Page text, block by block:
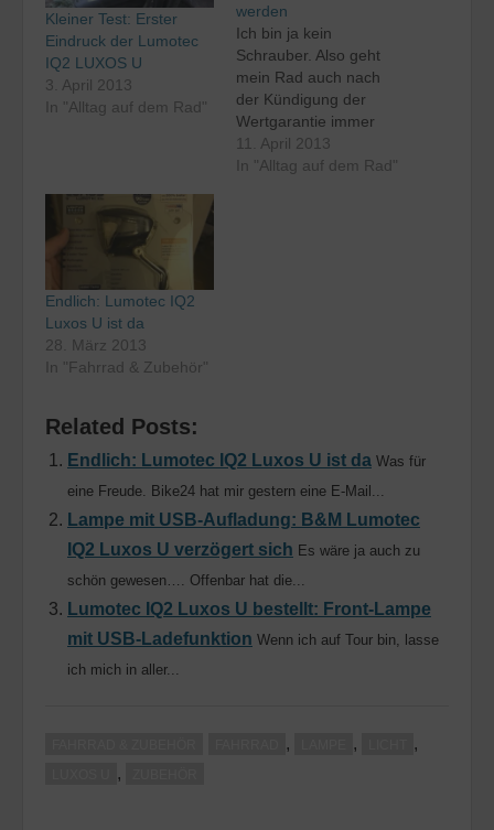
Kleiner Test: Erster
Eindruck der Lumotec
IQ2 LUXOS U
3. April 2013
In "Alltag auf dem Rad"
werden
Ich bin ja kein
Schrauber. Also geht
mein Rad auch nach
der Kündigung der
Wertgarantie immer
brav zum
Fahrradhändler. Ich
11. April 2013
In "Alltag auf dem Rad"
Endlich: Lumotec IQ2
Luxos U ist da
28. März 2013
In "Fahrrad & Zubehör"
Related Posts:
Endlich: Lumotec IQ2 Luxos U ist da Was für
eine Freude. Bike24 hat mir gestern eine E-Mail...
Lampe mit USB-Aufladung: B&M Lumotec
IQ2 Luxos U verzögert sich Es wäre ja auch zu
schön gewesen…. Offenbar hat die...
Lumotec IQ2 Luxos U bestellt: Front-Lampe
mit USB-Ladefunktion Wenn ich auf Tour bin, lasse
ich mich in aller...
, , ,
,